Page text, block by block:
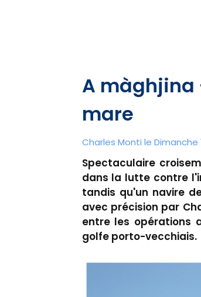
A màghjina
mare
Charles Monti le Dimanche
Spectaculaire
dans la lutte contre
tandis qu'un navire
avec précision par
entre les opérations
golfe porto-vecchiais.